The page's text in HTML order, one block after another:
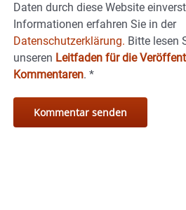
Daten durch diese Website
Informationen erfahren Sie in der
Datenschutzerklärung. Bitte lesen
unseren Leitfaden für die
Kommentaren. *